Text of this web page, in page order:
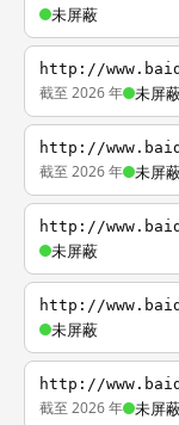
未屏蔽
http://
截至 2026 年 未屏
http://
截至 2026 年 未屏
http://
未屏蔽
http://
未屏蔽
http://
截至 2026 年 未屏